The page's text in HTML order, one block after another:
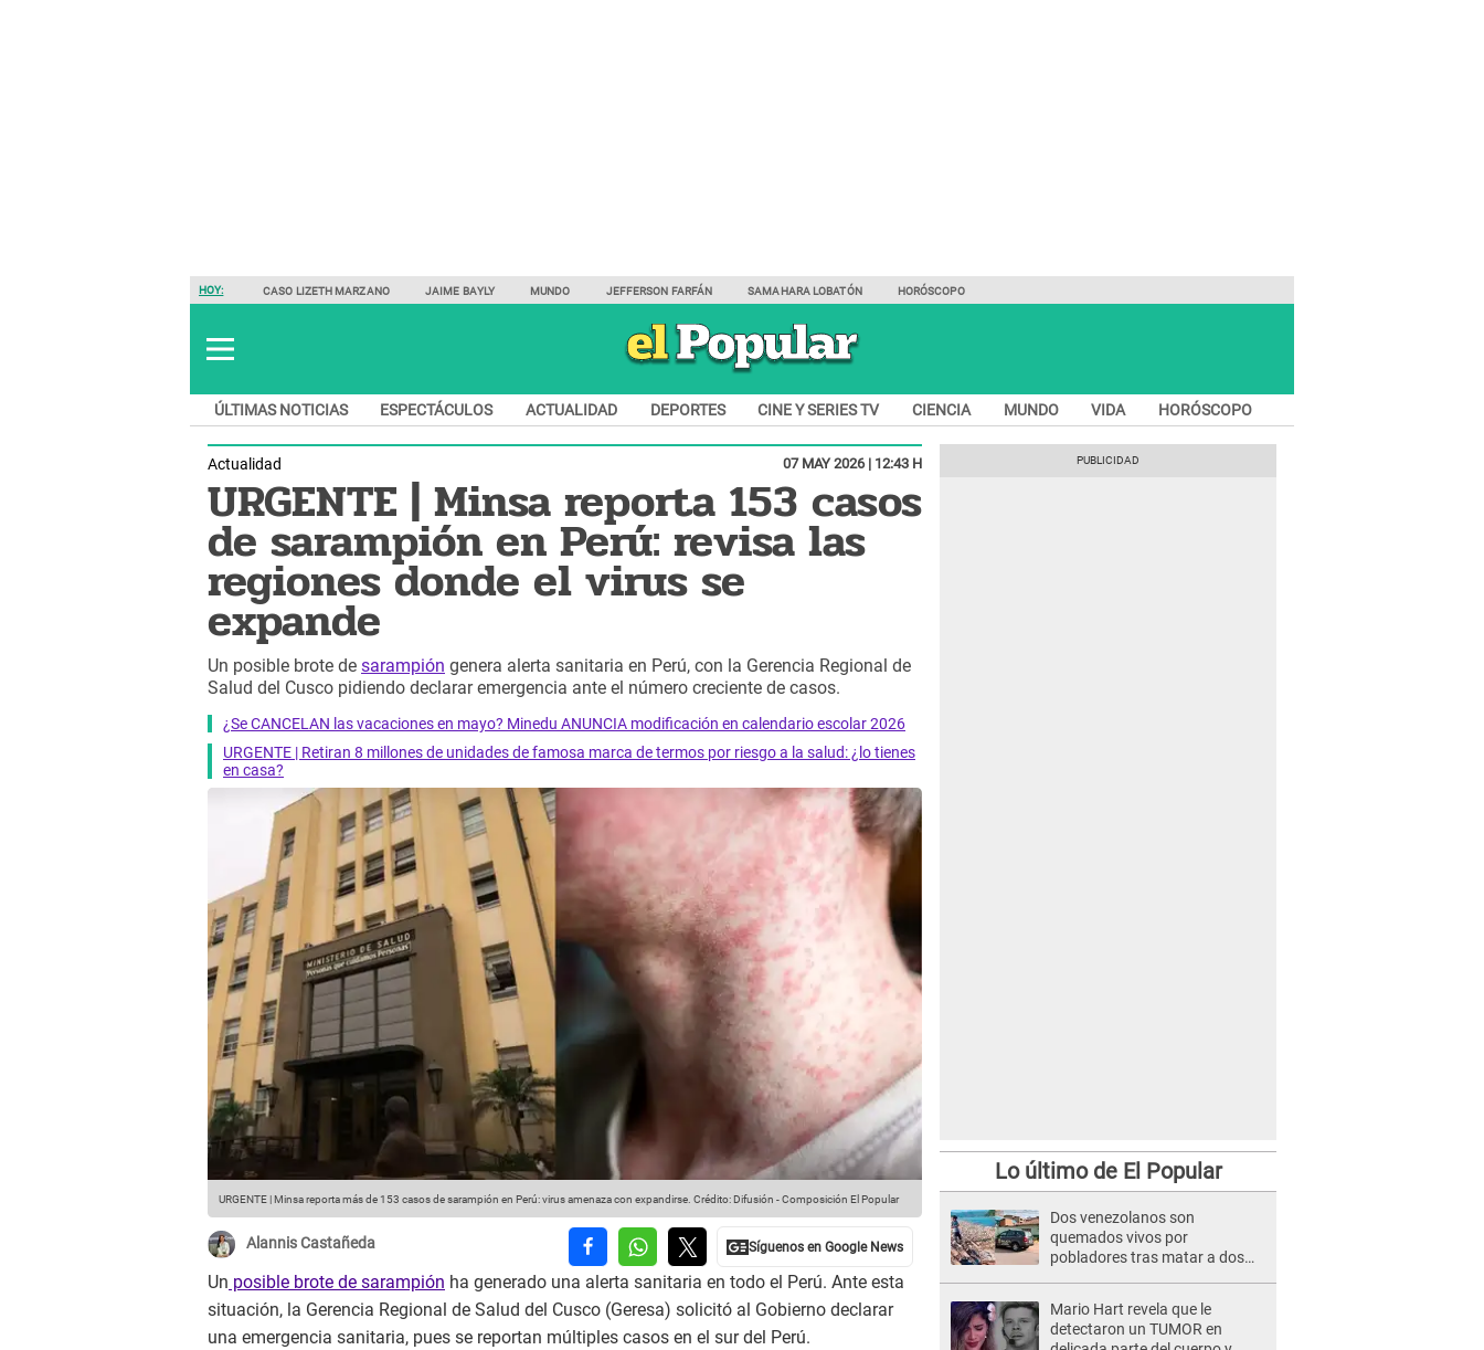
HOY: CASO LIZETH MARZANO JAIME BAYLY MUNDO JEFFERSON FARFÁN SAMAHARA LOBATÓN HORÓSCOPO
ÚLTIMAS NOTICIAS ESPECTÁCULOS ACTUALIDAD DEPORTES CINE Y SERIES TV CIENCIA MUNDO VIDA HORÓSCOPO
Actualidad 07 MAY 2026 | 12:43 H
URGENTE | Minsa reporta 153 casos
de sarampión en Perú: revisa las
regiones donde el virus se
expande
Un posible brote de sarampión genera alerta sanitaria en Perú, con la Gerencia Regional de
Salud del Cusco pidiendo declarar emergencia ante el número creciente de casos.
¿Se CANCELAN las vacaciones en mayo? Minedu ANUNCIA modificación en calendario escolar 2026
URGENTE | Retiran 8 millones de unidades de famosa marca de termos por riesgo a la salud: ¿lo tienes
en casa?
URGENTE | Minsa reporta más de 153 casos de sarampión en Perú: virus amenaza con expandirse. Crédito: Difusión - Composición El Popular
Alannis Castañeda
Un posible brote de sarampión ha generado una alerta sanitaria en todo el Perú. Ante esta
situación, la Gerencia Regional de Salud del Cusco (Geresa) solicitó al Gobierno declarar
una emergencia sanitaria, pues se reportan múltiples casos en el sur del Perú.
Lo último de El Popular
Dos venezolanos son
quemados vivos por
pobladores tras matar a dos
Mario Hart revela que le
detectaron un TUMOR en